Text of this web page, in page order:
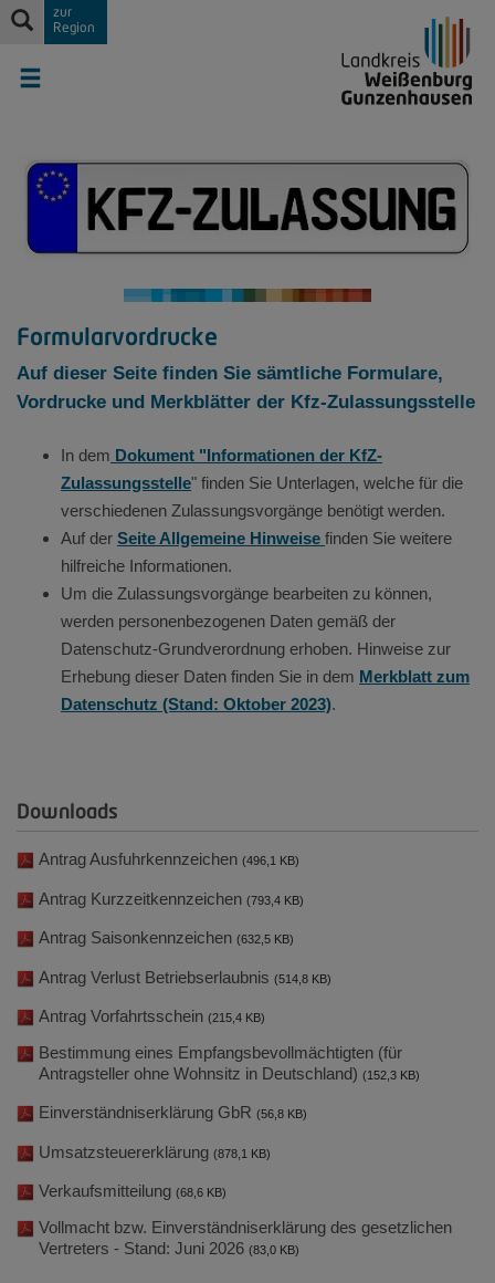
zur
Region
Formularvordrucke
Auf dieser Seite finden Sie sämtliche Formulare,
Vordrucke und Merkblätter der Kfz-Zulassungsstelle
In dem Dokument "Informationen der KfZ-
Zulassungsstelle" finden Sie Unterlagen, welche für die
verschiedenen Zulassungsvorgänge benötigt werden.
Auf der Seite Allgemeine Hinweise finden Sie weitere
hilfreiche Informationen.
Um die Zulassungsvorgänge bearbeiten zu können,
werden personenbezogenen Daten gemäß der
Datenschutz-Grundverordnung erhoben. Hinweise zur
Erhebung dieser Daten finden Sie in dem Merkblatt zum
Datenschutz (Stand: Oktober 2023).
Downloads
Antrag Ausfuhrkennzeichen (496,1 KB)
Antrag Kurzzeitkennzeichen (793,4 KB)
Antrag Saisonkennzeichen (632,5 KB)
Antrag Verlust Betriebserlaubnis (514,8 KB)
Antrag Vorfahrtsschein (215,4 KB)
Bestimmung eines Empfangsbevollmächtigten (für
Antragsteller ohne Wohnsitz in Deutschland) (152,3 KB)
Einverständniserklärung GbR (56,8 KB)
Umsatzsteuererklärung (878,1 KB)
Verkaufsmitteilung (68,6 KB)
Vollmacht bzw. Einverständniserklärung des gesetzlichen
Vertreters - Stand: Juni 2026 (83,0 KB)